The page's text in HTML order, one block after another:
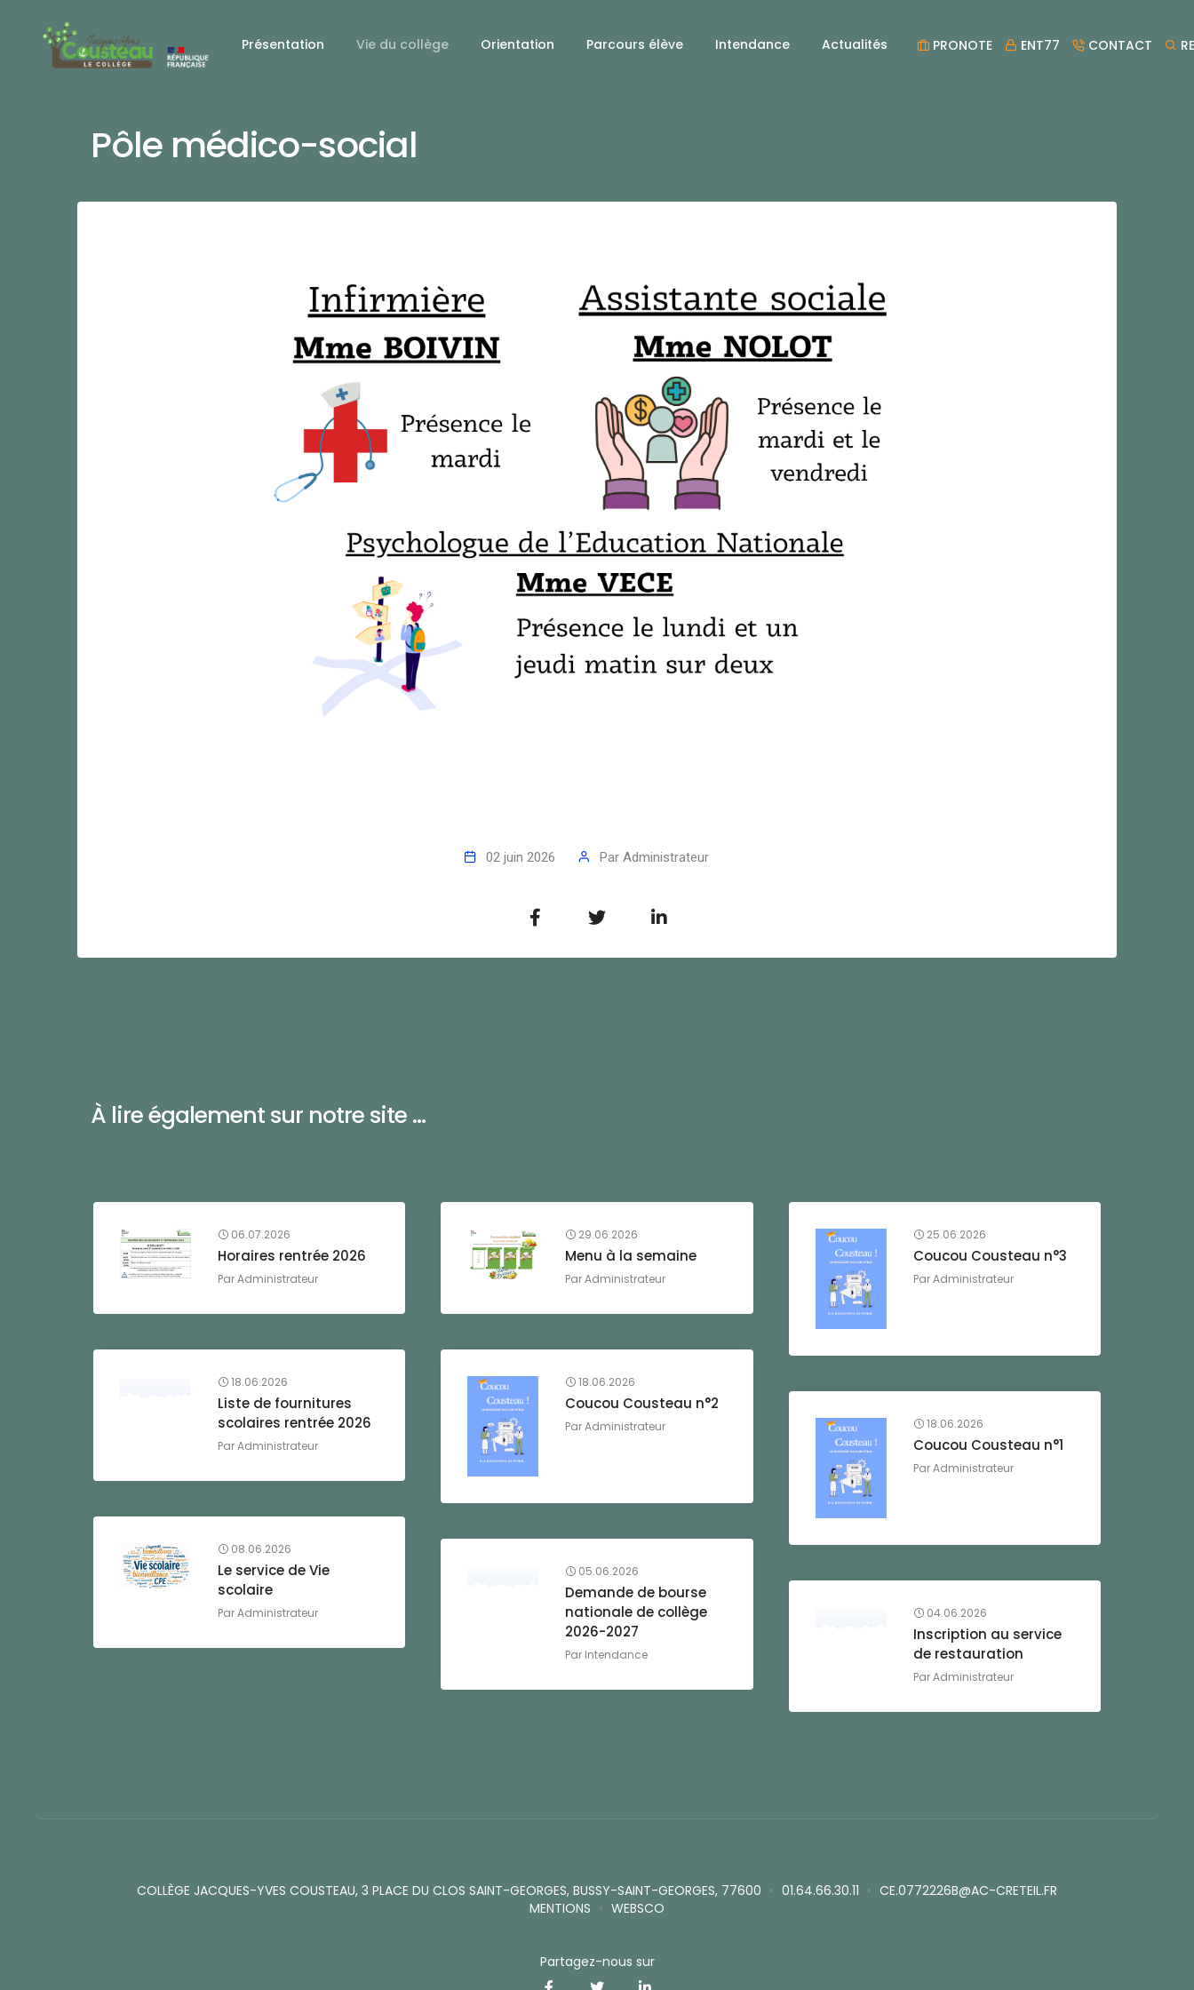
Présentation Vie du collège Orientation Parcours élève Intendance Actualités PRONOTE ENT77 CONTACT
Pôle médico-social
02 juin 2026 Par Administrateur
À lire également sur notre site ...
06.07.2026
Horaires rentrée 2026
ParAdministrateur
29.06.2026
Menu à la semaine
ParAdministrateur
25.06.2026
Coucou Cousteau n°3
ParAdministrateur
18.06.2026
Liste de fournitures
scolaires rentrée 2026
ParAdministrateur
18.06.2026
Coucou Cousteau n°2
ParAdministrateur 18.06.2026
Coucou Cousteau n°1
ParAdministrateur
08.06.2026
Le service de Vie
scolaire
ParAdministrateur
05.06.2026
Demande de bourse
nationale de collège
2026-2027
Par Intendance
04.06.2026
Inscription au service
de restauration
ParAdministrateur
COLLÈGE JACQUES-YVES COUSTEAU, 3 PLACE DU CLOS SAINT-GEORGES, BUSSY-SAINT-GEORGES, 77600 • 01.64.66.30.11 • CE.0772226B@AC-CRETEIL.FR
MENTIONS • WEBSCO
Partagez-nous sur